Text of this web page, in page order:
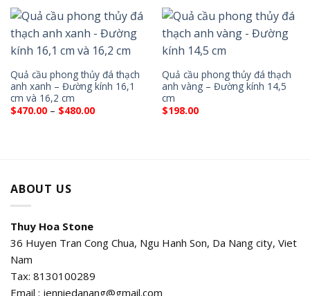
Quả cầu phong thủy đá thạch
anh xanh – Đường kính 16,1
cm và 16,2 cm
$470.00 – $480.00Price
range:
Quả cầu phong thủy đá thạch
anh vàng – Đường kính 14,5
cm
$198.00
ABOUT US
Thuy Hoa Stone
36 Huyen Tran Cong Chua, Ngu Hanh Son, Da Nang city, Viet
Nam
Tax: 8130100289
Email : jenniedanang@gmail.com